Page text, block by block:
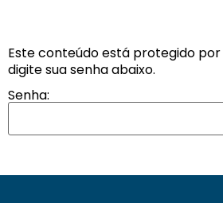
Este conteúdo está protegido
digite sua senha abaixo.
Senha: